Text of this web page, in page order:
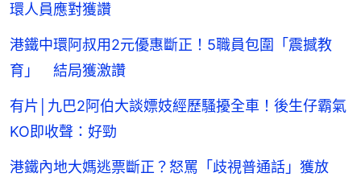
環人員應對獲讚
港鐵中環阿叔用2元優惠斷正！5職員包圍「震撼教
育」 結局獲激讚
有片│九巴2阿伯大談嫖妓經歷騷擾全車！後生仔霸氣
KO即收聲：好勁
港鐵內地大媽逃票斷正？怒罵「歧視普通話」獲放